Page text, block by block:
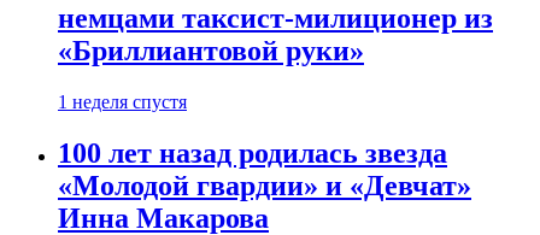
немцами таксист-милиционер из
«Бриллиантовой руки»
1 неделя спустя
100 лет назад родилась звезда
«Молодой гвардии» и «Девчат»
Инна Макарова